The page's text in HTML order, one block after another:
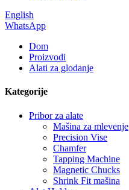
English
WhatsApp
Dom
Proizvodi
Alati za glodanje
Kategorije
Pribor za alate
Mašina za mlevenje
Precision Vise
Chamfer
Tapping Machine
Magnetic Chucks
Shrink Fit mašina